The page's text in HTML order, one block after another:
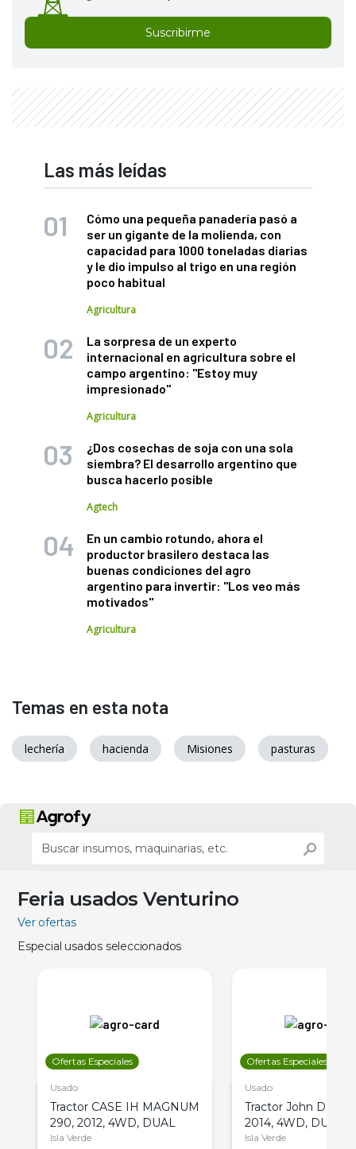
Suscribirme
Las más leídas
Cómo una pequeña panadería pasó a
ser un gigante de la molienda, con
capacidad para 1000 toneladas diarias
y le dio impulso al trigo en una región
poco habitual
Agricultura
La sorpresa de un experto
internacional en agricultura sobre el
campo argentino: "Estoy muy
impresionado"
Agricultura
¿Dos cosechas de soja con una sola
siembra? El desarrollo argentino que
busca hacerlo posible
Agtech
En un cambio rotundo, ahora el
productor brasilero destaca las
buenas condiciones del agro
argentino para invertir: "Los veo más
motivados"
Agricultura
Temas en esta nota
lechería hacienda Misiones pasturas
Feria usados Venturino
Ver ofertas
Especial usados seleccionados
Ofertas Especiales
Usado
Tractor CASE IH MAGNUM
290, 2012, 4WD, DUAL
Isla Verde
Ofertas Especiales
Usado
Tractor John Deere
2014, 4WD, DUAL
Isla Verde